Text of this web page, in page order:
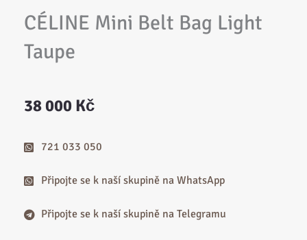
CÉLINE Mini Belt Bag Light
Taupe
38 000 Kč
721 033 050
Připojte se k naší skupině na WhatsApp
Připojte se k naší skupině na Telegramu